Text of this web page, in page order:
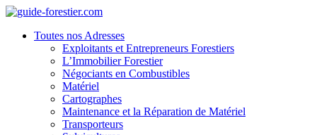
Toutes nos Adresses
Exploitants et Entrepreneurs Forestiers
L’Immobilier Forestier
Négociants en Combustibles
Matériel
Cartographes
Maintenance et la Réparation de Matériel
Transporteurs